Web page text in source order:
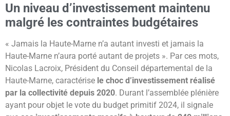
Un niveau d’investissement maintenu
malgré les contraintes budgétaires
« Jamais la Haute-Marne n’a autant investi et jamais la
Haute-Marne n’aura porté autant de projets ». Par ces mots,
Nicolas Lacroix, Président du Conseil départemental de la
Haute-Marne, caractérise le choc d’investissement réalisé
par la collectivité depuis 2020. Durant l’assemblée plénière
ayant pour objet le vote du budget primitif 2024, il signale